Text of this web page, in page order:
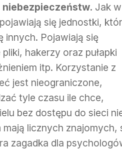
Jak w
się jednostki,
innych. Pojawiają się
hakerzy oraz pułapki
itp. Korzystanie z
jest nieograniczone,
tyle czasu ile chce,
bez dostępu do sieci
mają licznych
zagadka dla